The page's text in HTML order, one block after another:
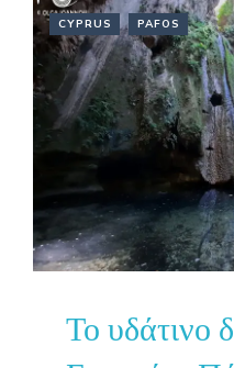
CYPRUS PAFOS
Το υδάτινο